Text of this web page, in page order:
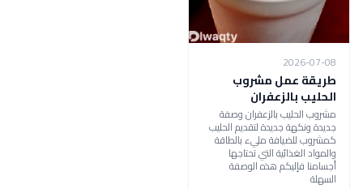
2026-07-08
طريقة عمل مشروب
الحليب بالزعفران
مشروب الحليب بالزعفران وصفة
جديدة ونكهة جديدة لتقديم الحليب
كمشروب للضيافة مليء بالطاقة
والمواد الغذائية التي تحتاجها
أجسامنا فإليكم هذه الوصفة
السهلة